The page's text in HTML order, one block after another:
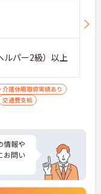
パー2級）以上
介護休暇取得実績あり
交通費支給
情報や
お問い